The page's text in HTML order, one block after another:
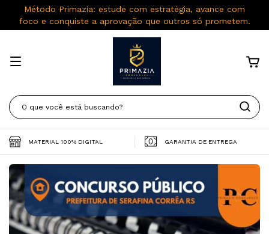
Método Primazia: estude com estratégia, avance com
foco e conquiste a aprovação que outros só prometem.
MATERIAL 100% DIGITAL GARANTIA DE ENTREGA